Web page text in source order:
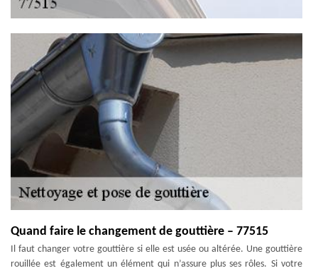
Quand faire le changement de gouttière – 77515
Il faut changer votre gouttière si elle est usée ou altérée. Une gouttière
rouillée est également un élément qui n’assure plus ses rôles. Si votre